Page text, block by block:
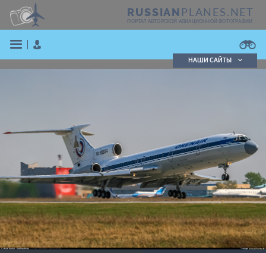
RUSSIAN PLANES.NET
ПОРТАЛ АВТОРСКОЙ АВИАЦИОННОЙ ФОТОГРАФИИ
ЗАРЕГИСТРИРОВАТЬСЯ
НАШИ САЙТЫ